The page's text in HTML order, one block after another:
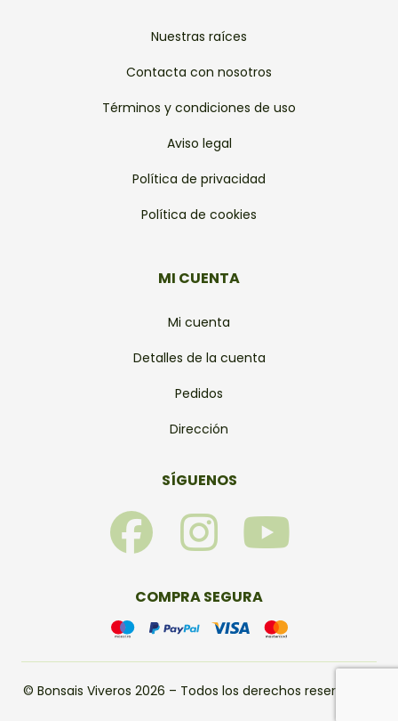
Nuestras raíces
Contacta con nosotros
Términos y condiciones de uso
Aviso legal
Política de privacidad
Política de cookies
MI CUENTA
Mi cuenta
Detalles de la cuenta
Pedidos
Dirección
SÍGUENOS
F
a
c
e
b
I
n
s
t
a
Y
u
t
u
COMPRA SEGURA
© Bonsais Viveros 2026 – Todos los derechos reservados.